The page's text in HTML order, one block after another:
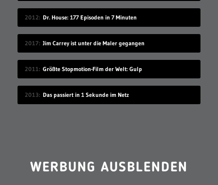
2012 Dr. House: 177 Episoden in 7 Minuten
2017 Jim Carrey ist unter die Maler gegangen
2011 Größte Stopmotion-Film der Welt: Gulp
2013 Das passiert in 1 Sekunde im Netz
WERBUNG AUSBLENDEN